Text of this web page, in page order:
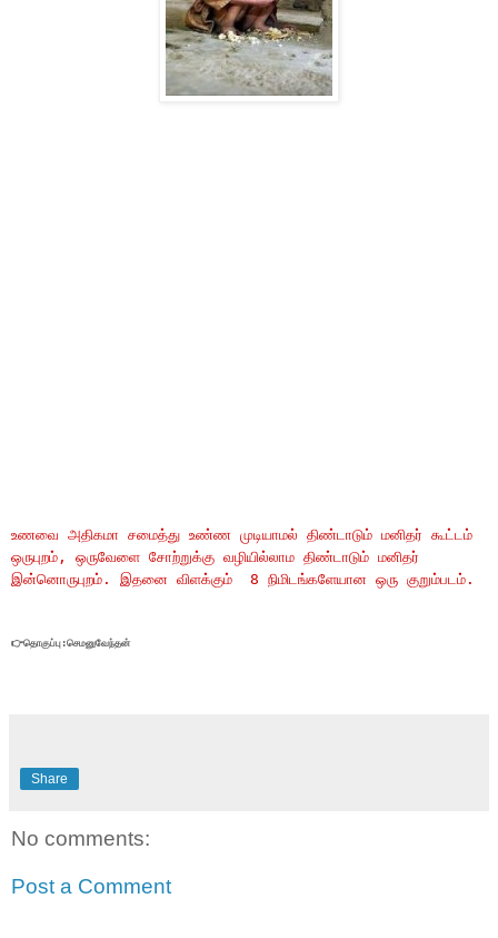
உணவை அதிகமா சமைத்து உண்ண முடியாமல் திண்டாடும் மனிதர் கூட்டம்
ஒருபுறம், ஒருவேளை சோற்றுக்கு வழியில்லாம திண்டாடும் மனிதர்
இன்னொருபுறம். இதனை விளக்கும் 8 நிமிடங்களேயான ஒரு குறும்படம்.
👉தொகுப்பு:செமனுவேந்தன்
Share
No comments:
Post a Comment